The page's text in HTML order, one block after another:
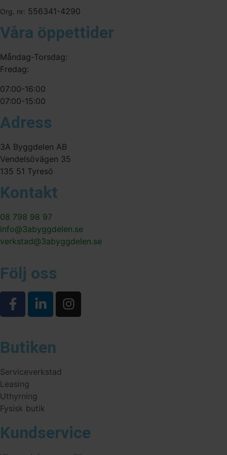
Org. nr: 556341-4290
Våra öppettider
Måndag-Torsdag:
Fredag:
07:00-16:00
07:00-15:00
Adress
3A Byggdelen AB
Vendelsövägen 35
135 51 Tyresö
Kontakt
08 798 98 97
info@3abyggdelen.se
verkstad@3abyggdelen.se
Följ oss
Butiken
Serviceverkstad
Leasing
Uthyrning
Fysisk butik
Kundservice